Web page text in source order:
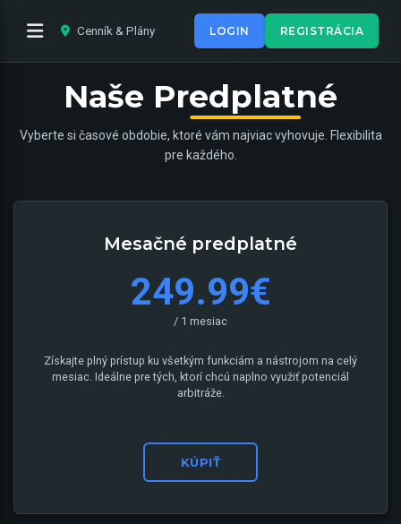
Cenník & Plány LOGIN REGISTRÁCIA
Naše Predplatné
Vyberte si časové obdobie, ktoré vám najviac vyhovuje. Flexibilita
pre každého.
Mesačné predplatné
249.99€
/ 1 mesiac
Získajte plný prístup ku všetkým funkciám a nástrojom na celý
mesiac. Ideálne pre tých, ktorí chcú naplno využiť potenciál
arbitráže.
KÚPIŤ